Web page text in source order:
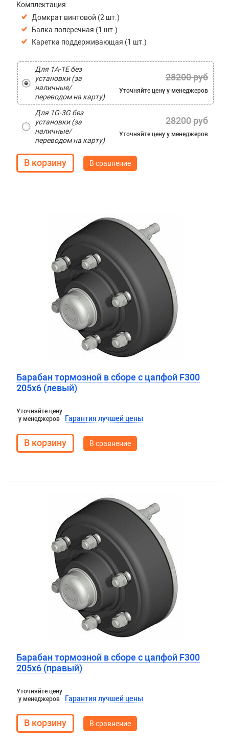
Комплектация:
Домкрат винтовой (2 шт.)
Балка поперечная (1 шт.)
Каретка поддерживающая (1 шт.)
Для 1A-1E без
установки (за
наличные/
переводом на карту)
28200 руб
Уточняйте цену у менеджеров
Для 1G-3G без
установки (за
наличные/
переводом на карту)
28200 руб
Уточняйте цену у менеджеров
В сравнение
Барабан тормозной в сборе с цапфой F300
205х6 (левый)
Уточняйте цену
у менеджеров
Гарантия лучшей цены
В сравнение
Барабан тормозной в сборе с цапфой F300
205х6 (правый)
Уточняйте цену
у менеджеров
Гарантия лучшей цены
В сравнение